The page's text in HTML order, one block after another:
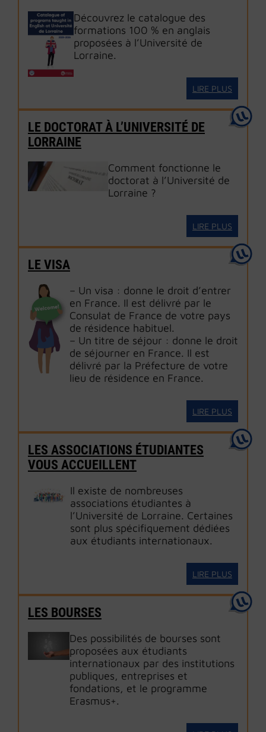
Découvrez le catalogue des
formations 100 % en anglais
proposées à l’Université de
Lorraine.
LIRE PLUS
LE DOCTORAT À L’UNIVERSITÉ DE
LORRAINE
Comment fonctionne le
doctorat à l’Université de
Lorraine ?
LIRE PLUS
LE VISA
– Un visa : donne le droit d’entrer
en France. Il est délivré par le
Consulat de France de votre pays
de résidence habituel.
– Un titre de séjour : donne le droit
de séjourner en France. Il est
délivré par la Préfecture de votre
lieu de résidence en France.
LIRE PLUS
LES ASSOCIATIONS ÉTUDIANTES
VOUS ACCUEILLENT
Il existe de nombreuses
associations étudiantes à
l’Université de Lorraine. Certaines
sont plus spécifiquement dédiées
aux étudiants internationaux.
LIRE PLUS
LES BOURSES
Des possibilités de bourses sont
proposées aux étudiants
internationaux par des institutions
publiques, entreprises et
fondations, et le programme
Erasmus+.